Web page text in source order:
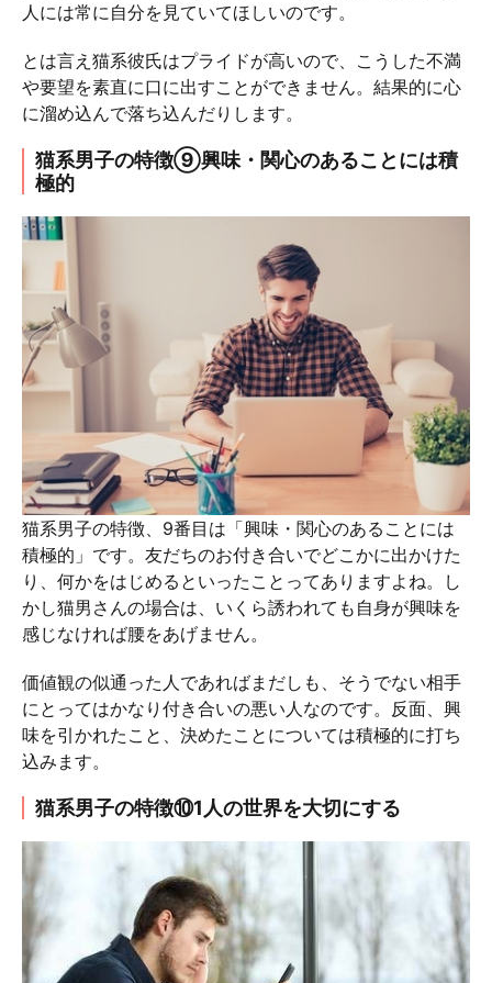
人には常に自分を見ていてほしいのです。
とは言え猫系彼氏はプライドが高いので、こうした不満
や要望を素直に口に出すことができません。結果的に心
に溜め込んで落ち込んだりします。
猫系男子の特徴⑨興味・関心のあることには積
極的
猫系男子の特徴、9番目は「興味・関心のあることには
積極的」です。友だちのお付き合いでどこかに出かけた
り、何かをはじめるといったことってありますよね。し
かし猫男さんの場合は、いくら誘われても自身が興味を
感じなければ腰をあげません。
価値観の似通った人であればまだしも、そうでない相手
にとってはかなり付き合いの悪い人なのです。反面、興
味を引かれたこと、決めたことについては積極的に打ち
込みます。
猫系男子の特徴⑩1人の世界を大切にする